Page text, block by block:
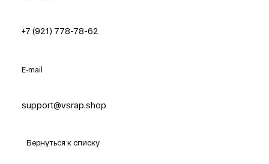
+7 (921) 778-78-62
E-mail
support@vsrap.shop
Вернуться к списку